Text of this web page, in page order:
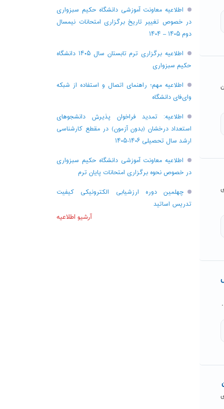
اطلاعیه معاونت آموزشی دانشگاه حکیم سبزواری
در خصوص تغییر تاریخ برگزاری امتحانات نیمسال
دوم ۱۴۰۵ – ۱۴۰۴
اطلاعیه برگزاری ترم تابستان سال ۱۴۰۵ دانشگاه
حکیم سبزواری
اطلاعیه مهم؛ راهنمای اتصال و استفاده از شبکه
وای‌فای دانشگاه
اطلاعیه: تمدید فراخوان پذیرش دانشجو‌های
استعداد درخشان (بدون آزمون) در مقطع کارشناسی
ارشد سال تحصیلی ۱۴۰۶-۱۴۰۵
اطلاعیه معاونت آموزشی دانشگاه حکیم سبزواری
در خصوص نحوه برگزاری امتحانات پایان ترم
چهلمین دوره ارزشیابی الکترونیکی کیفیت
تدریس اساتید
آرشیو اطلاعیه